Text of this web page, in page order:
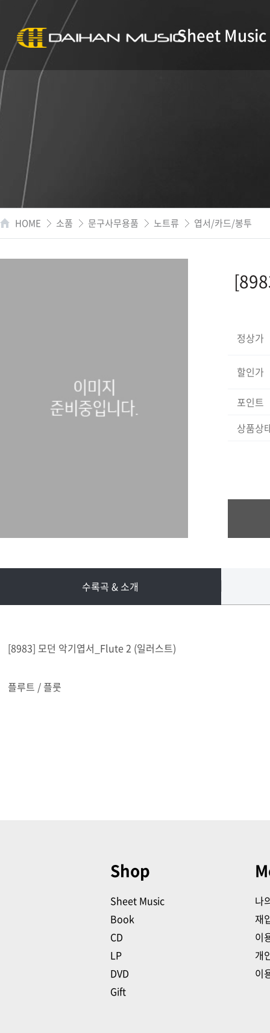
Sheet Music
HOME 소품 문구사무용품 노트류 엽서/카드/봉투
정상가
할인가
포인트
상품상
수록곡 & 소개
[8983] 모던 악기엽서_Flute 2 (일러스트)
플루트 / 플룻
Shop
Sheet Music
Book
CD
LP
DVD
Gift
나
재
이
개
이